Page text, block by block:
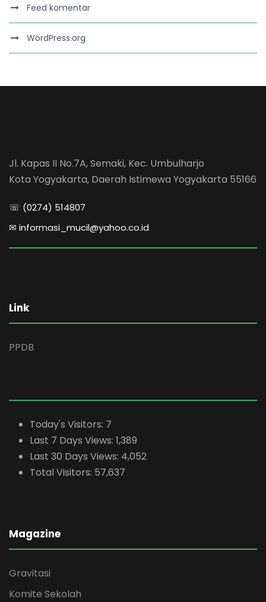
Feed komentar
WordPress.org
Jl. Kapas II No.7A, Semaki, Kec. Umbulharjo
Kota Yogyakarta, Daerah Istimewa Yogyakarta 55166
☏ (0274) 514807
✉ informasi_mucil@yahoo.co.id
Link
PPDB
Today's Visitors: 7
Last 7 Days Views: 1,389
Last 30 Days Views: 4,052
Total Visitors: 57,637
Magazine
Gravitasi
Komite Sekolah